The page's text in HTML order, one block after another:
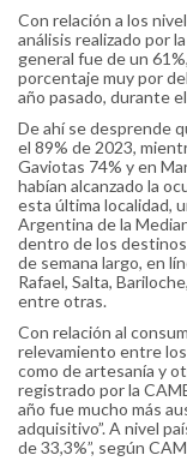
Con relación a los
análisis realizado por
general fue de un
porcentaje muy por
año pasado, durante
De ahí se desprende
el 89% de 2023,
Gaviotas 74% y en
habían alcanzado la
esta última localidad,
Argentina de la
dentro de los
de semana largo, en
Rafael, Salta,
entre otras.
Con relación al
relevamiento entre
como de artesanía y
registrado por la
año fue mucho más
adquisitivo”. A nivel
de 33,3%”, según